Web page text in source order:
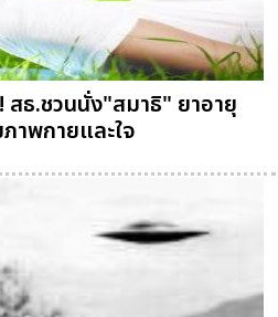
สธ.ชวนนั่ง"สมาธิ" ยาอายุ
าพกายและใจ